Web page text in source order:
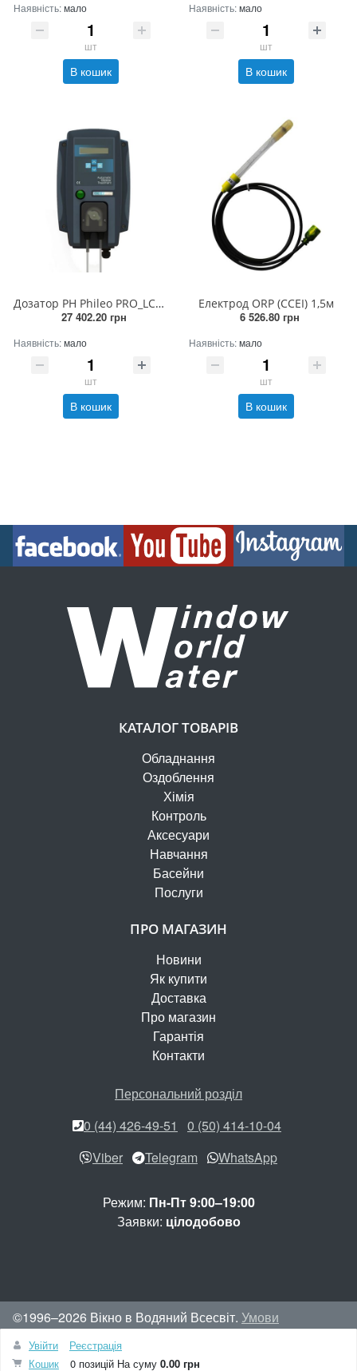
Наявність:мало
шт
В кошик
Наявність:мало
шт
В кошик
Дозатор PH Phileo PRO_LCD дисплей (230В)
27 402.20 грн
Наявність:мало
шт
В кошик
Електрод ORP (CCEI) 1,5м
6 526.80 грн
Наявність:мало
шт
В кошик
КАТАЛОГ ТОВАРІВ
Обладнання
Оздоблення
Хімія
Контроль
Аксесуари
Навчання
Басейни
Послуги
ПРО МАГАЗИН
Новини
Як купити
Доставка
Про магазин
Гарантія
Контакти
Персональний розділ
0 (44) 426-49-51
0 (50) 414-10-04
Viber
Telegram WhatsApp
Режим: Пн-Пт 9:00–19:00
Заявки: цілодобово
©1996–2026 Вікно в Водяний Всесвіт. Умови
використання сайту
Вгору
Увійти
Реєстрація
Кошик
0 позицій На суму 0.00 грн